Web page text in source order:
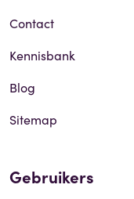
Contact
Kennisbank
Blog
Sitemap
Gebruikers